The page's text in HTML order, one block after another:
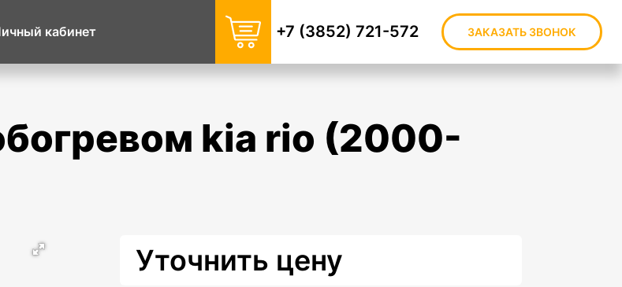
кабинет +7 (3852) 721-572 ЗАКАЗАТЬ ЗВОНОК
Уточнить цену